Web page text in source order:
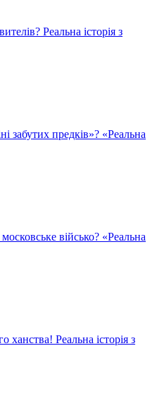
Реальна історія з
забутих предків»? «Реальна
військо? «Реальна
Реальна історія з